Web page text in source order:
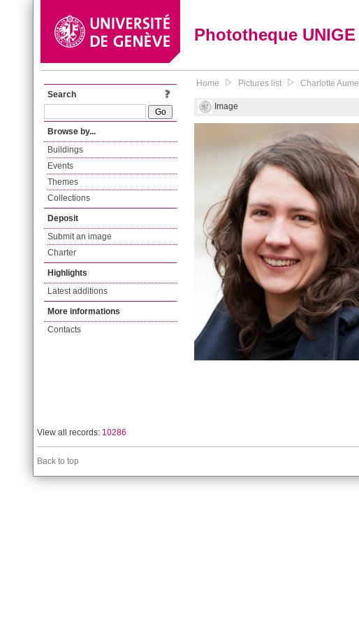
Phototheque UNIGE
Search
Browse by...
Buildings
Events
Themes
Collections
Deposit
Submit an image
Charter
Highlights
Latest additions
More informations
Contacts
Home Pictures list Charlotte
Image
View all records: 10286
Back to top